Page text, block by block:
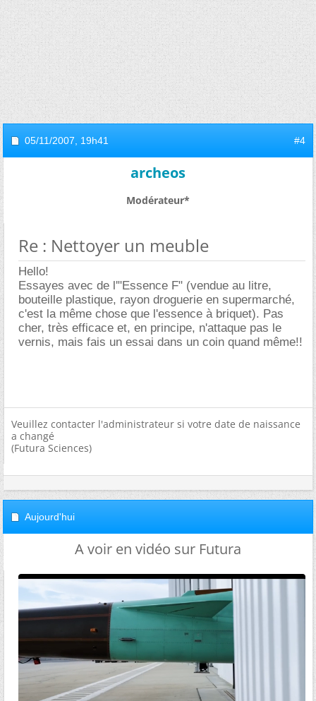
05/11/2007, 19h41 #4
archeos
Modérateur*
Re : Nettoyer un meuble
Hello!
Essayes avec de l'"Essence F" (vendue au litre,
bouteille plastique, rayon droguerie en supermarché,
c'est la même chose que l'essence à briquet). Pas
cher, très efficace et, en principe, n'attaque pas le
vernis, mais fais un essai dans un coin quand même!!
Veuillez contacter l'administrateur si votre date de naissance
a changé
(Futura Sciences)
Aujourd'hui
A voir en vidéo sur Futura